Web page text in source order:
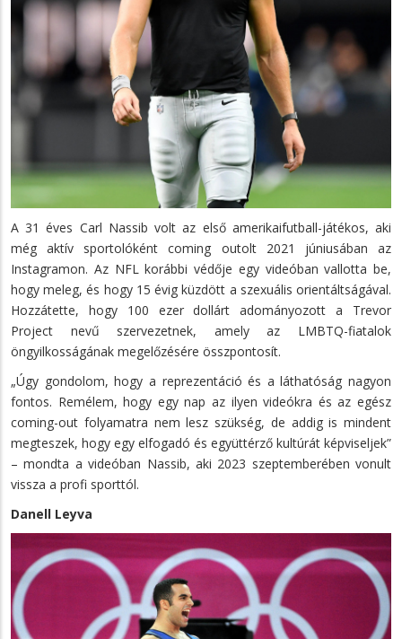
A 31 éves Carl Nassib volt az első amerikaifutball-játékos, aki
még aktív sportolóként coming outolt 2021 júniusában az
Instagramon. Az NFL korábbi védője egy videóban vallotta be,
hogy meleg, és hogy 15 évig küzdött a szexuális orientáltságával.
Hozzátette, hogy 100 ezer dollárt adományozott a Trevor
Project nevű szervezetnek, amely az LMBTQ-fiatalok
öngyilkosságának megelőzésére összpontosít.
„Úgy gondolom, hogy a reprezentáció és a láthatóság nagyon
fontos. Remélem, hogy egy nap az ilyen videókra és az egész
coming-out folyamatra nem lesz szükség, de addig is mindent
megteszek, hogy egy elfogadó és együttérző kultúrát képviseljek”
– mondta a videóban Nassib, aki 2023 szeptemberében vonult
vissza a profi sporttól.
Danell Leyva